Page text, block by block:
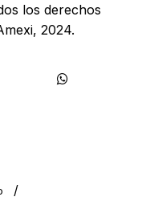
los derechos
2024.